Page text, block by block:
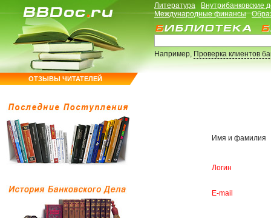
ОТЗЫВЫ ЧИТАТЕЛЕЙ
Литература
Внутрибанковские
Международные финансы
Например,Проверка клиентов
Имя и фамилия
Логин
E-mail